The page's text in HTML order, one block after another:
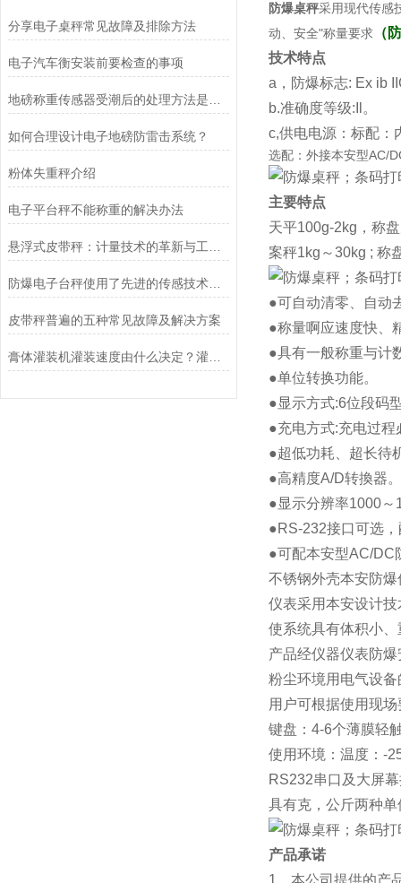
​分享电子桌秤常见故障及排除方法
电子汽车衡安装前要检查的事项
如何合理设计电子地磅防雷击系统？
粉体失重秤介绍
电子平台秤不能称重的解决办法
防爆电子台秤使用了先进的传感技术和数据处理算法
皮带秤普遍的五种常见故障及解决方案
防爆桌秤采用现代传感
动、安全"称量要求 （
技术特点
a，防爆标志: Ex ib
b.准确度等级:Il。
c,供电电源：标配：
选配：外接本安型AC/
主要特点
天平100g-2kg，称
案秤1kg～30kg ; 称
●可自动清零、自动
●称量啊应速度快、
●具有一般称重与计
●单位转换功能。
●显示方式:6位段码
●充电方式:充电过
●超低功耗、超长待
●高精度A/D转換器
●显示分辨率1000～
●RS-232接口可选
●可配本安型AC/DC
不锈钢外壳本安防
仪表采用本安设计
使系统具有体积小
产品经仪器仪表防
粉尘环境用电气设
用户可根据使用现
键盘：4-6个薄膜轻
使用环境：温度：-
RS232串口及大屏
具有克，公斤两种单
产品承诺
1、本公司提供的产